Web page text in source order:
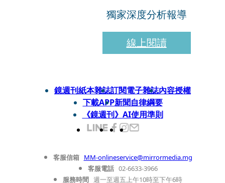
獨家深度分析報導
線上閱讀
鏡週刊紙本雜誌訂閱電子雜誌內容授權
下載APP新聞自律綱要
《鏡週刊》AI使用準則
客服信箱 MM-onlineservice@mirrormedia.mg
客服電話 02-6633-3966
服務時間 週一至週五上午10時至下午6時